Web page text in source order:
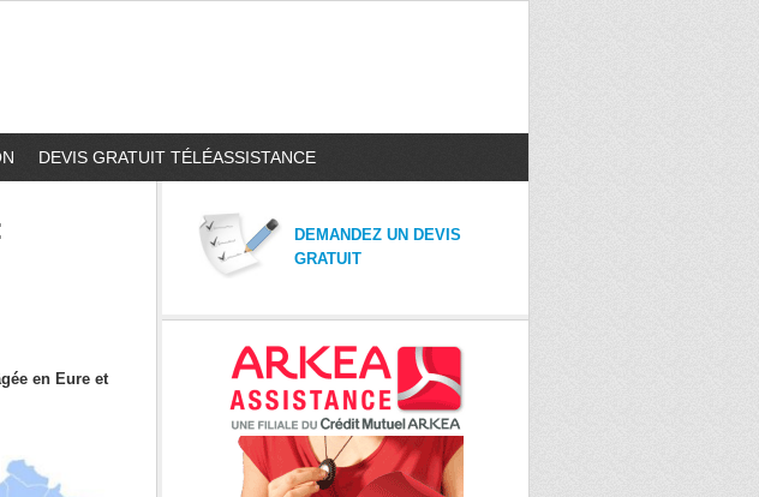
DEVIS GRATUIT TÉLÉASSISTANCE
en Eure et
DEMANDEZ UN DEVIS
GRATUIT